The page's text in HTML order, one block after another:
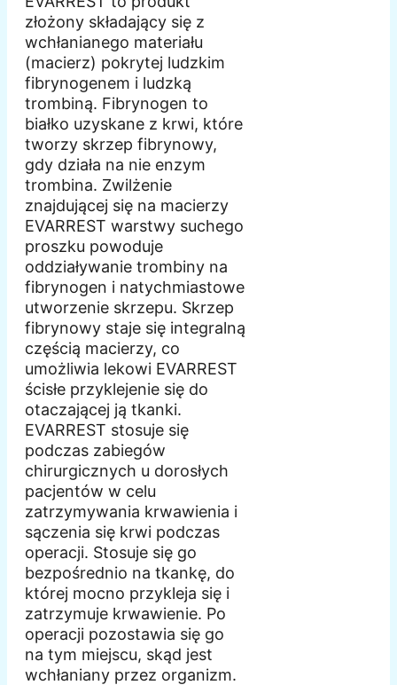
złożony składający się z
wchłanianego materiału
(macierz) pokrytej ludzkim
fibrynogenem i ludzką
trombiną. Fibrynogen to
białko uzyskane z krwi, które
tworzy skrzep fibrynowy,
gdy działa na nie enzym
trombina. Zwilżenie
znajdującej się na macierzy
EVARREST warstwy suchego
proszku powoduje
oddziaływanie trombiny na
fibrynogen i natychmiastowe
utworzenie skrzepu. Skrzep
fibrynowy staje się integralną
częścią macierzy, co
umożliwia lekowi EVARREST
ścisłe przyklejenie się do
otaczającej ją tkanki.
EVARREST stosuje się
podczas zabiegów
chirurgicznych u dorosłych
pacjentów w celu
zatrzymywania krwawienia i
sączenia się krwi podczas
operacji. Stosuje się go
bezpośrednio na tkankę, do
której mocno przykleja się i
zatrzymuje krwawienie. Po
operacji pozostawia się go
na tym miejscu, skąd jest
wchłaniany przez organizm.